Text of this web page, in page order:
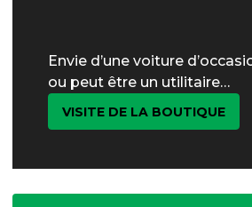
Envie d’une voiture
ou peut être un utilitaire…
VISITE DE LA BOUTIQUE